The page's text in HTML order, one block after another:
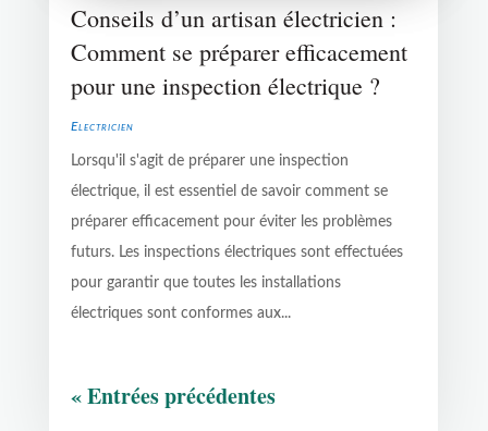
Conseils d’un artisan électricien :
Comment se préparer efficacement
pour une inspection électrique ?
Electricien
Lorsqu'il s'agit de préparer une inspection
électrique, il est essentiel de savoir comment se
préparer efficacement pour éviter les problèmes
futurs. Les inspections électriques sont effectuées
pour garantir que toutes les installations
électriques sont conformes aux...
« Entrées précédentes